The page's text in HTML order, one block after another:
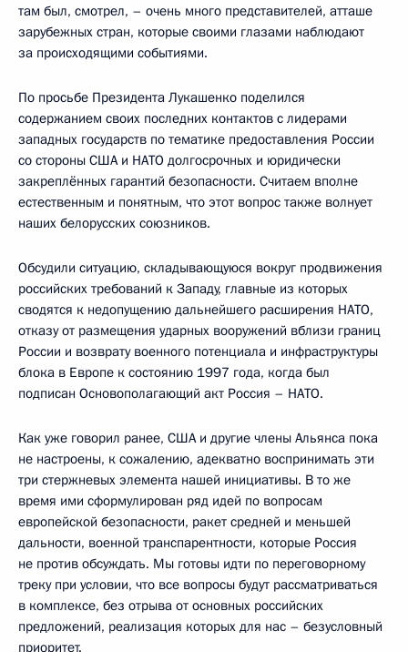
там был, смотрел, – очень много представителей, атташе
зарубежных стран, которые своими глазами наблюдают
за происходящими событиями.
По просьбе Президента Лукашенко поделился
содержанием своих последних контактов с лидерами
западных государств по тематике предоставления России
со стороны США и НАТО долгосрочных и юридически
закреплённых гарантий безопасности. Считаем вполне
естественным и понятным, что этот вопрос также волнует
наших белорусских союзников.
Обсудили ситуацию, складывающуюся вокруг продвижения
российских требований к Западу, главные из которых
сводятся к недопущению дальнейшего расширения НАТО,
отказу от размещения ударных вооружений вблизи границ
России и возврату военного потенциала и инфраструктуры
блока в Европе к состоянию 1997 года, когда был
подписан Основополагающий акт Россия – НАТО.
Как уже говорил ранее, США и другие члены Альянса пока
не настроены, к сожалению, адекватно воспринимать эти
три стержневых элемента нашей инициативы. В то же
время ими сформулирован ряд идей по вопросам
европейской безопасности, ракет средней и меньшей
дальности, военной транспарентности, которые Россия
не против обсуждать. Мы готовы идти по переговорному
треку при условии, что все вопросы будут рассматриваться
в комплексе, без отрыва от основных российских
предложений, реализация которых для нас – безусловный
приоритет.